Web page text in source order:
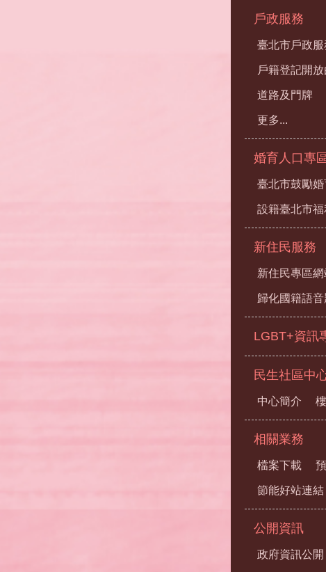
戶政服務
臺北市戶政服
戶籍登記開
道路及門牌
更多...
婚育人口專
臺北市鼓勵
設籍臺北市
新住民服務
新住民專區網
歸化國籍語
LGBT+資訊
民生社區中
中心簡介
相關業務
檔案下載
節能好站連結
公開資訊
政府資訊公開